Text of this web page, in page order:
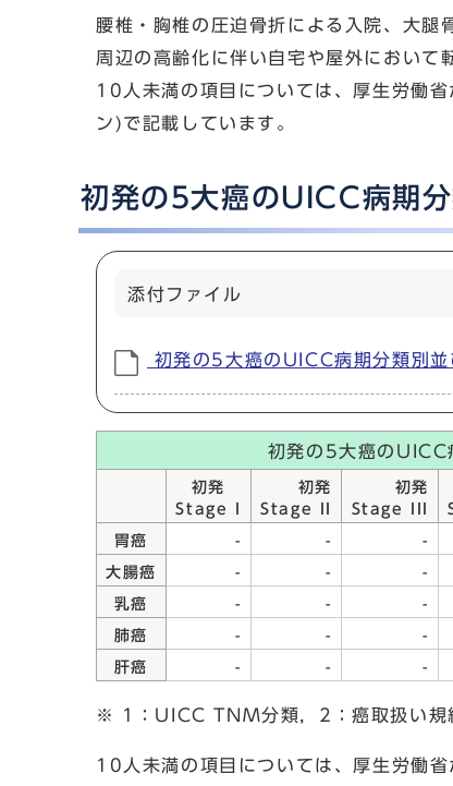
腰椎・胸椎の圧迫骨折による入院、大腿
周辺の高齢化に伴い自宅や屋外において
10人未満の項目については、厚生労働
ン)で記載しています。
初発の5大癌のUICC病期
添付ファイル
初発の5大癌のUICC病期分類別
初発の5大癌のUICC
初発
Stage I
初発
Stage II
初発
Stage III
胃癌 - - -
大腸癌 - - -
乳癌 - - -
肺癌 - - -
肝癌 - - -
※ 1：UICC TNM分類，2：癌取扱い規
10人未満の項目については、厚生労働